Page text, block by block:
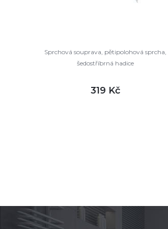
Sprchová souprava, pětipolohová sprcha,
šedostříbrná hadice
319 Kč